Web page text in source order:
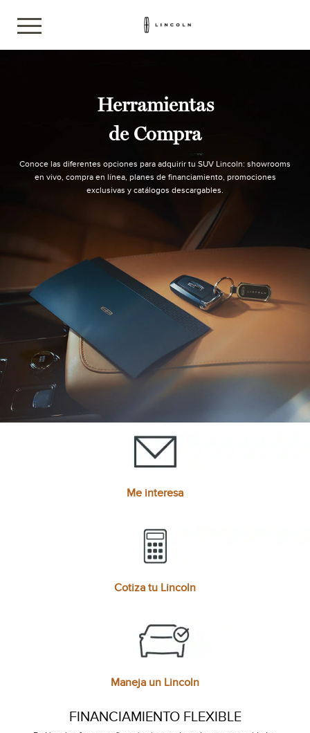
Herramientas
de Compra
Conoce las diferentes opciones para adquirir tu SUV Lincoln: showrooms
en vivo, compra en línea, planes de financiamiento, promociones
exclusivas y catálogos descargables.
Me interesa
Cotiza tu Lincoln
Maneja un Lincoln
FINANCIAMIENTO FLEXIBLE